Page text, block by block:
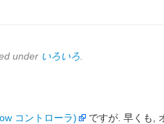
under いろいろ
コントローラ)
ですが. 早くも,